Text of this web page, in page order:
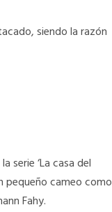
siendo la razón
serie ‘La casa del
pequeño cameo como
Fahy.